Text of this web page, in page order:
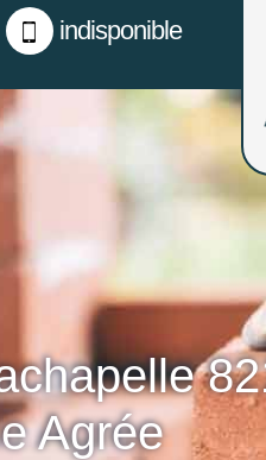
indisponible
Agrée